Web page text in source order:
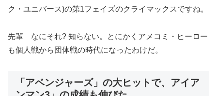
ク・ユニバース)の第1フェイズのクライマックスですね。
先輩 なにそれ? 知らない。とにかくアメコミ・ヒーロー
も個人戦から団体戦の時代になったわけだ。
「アベンジャーズ」の大ヒットで、アイア